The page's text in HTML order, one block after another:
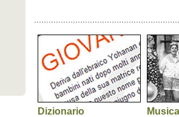
Dizionario
Musica